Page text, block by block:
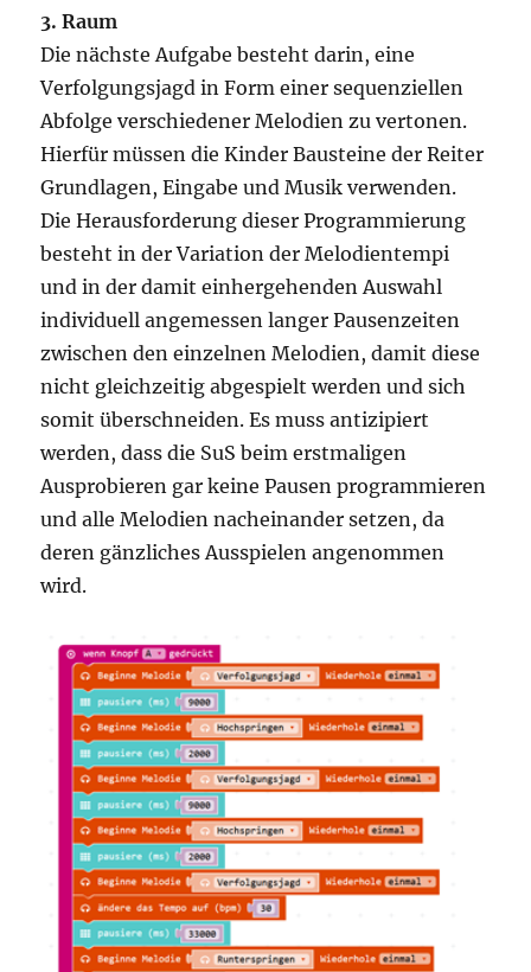
3. Raum
Die nächste Aufgabe besteht darin, eine
Verfolgungsjagd in Form einer sequenziellen
Abfolge verschiedener Melodien zu vertonen.
Hierfür müssen die Kinder Bausteine der Reiter
Grundlagen, Eingabe und Musik verwenden.
Die Herausforderung dieser Programmierung
besteht in der Variation der Melodientempi
und in der damit einhergehenden Auswahl
individuell angemessen langer Pausenzeiten
zwischen den einzelnen Melodien, damit diese
nicht gleichzeitig abgespielt werden und sich
somit überschneiden. Es muss antizipiert
werden, dass die SuS beim erstmaligen
Ausprobieren gar keine Pausen programmieren
und alle Melodien nacheinander setzen, da
deren gänzliches Ausspielen angenommen
wird.